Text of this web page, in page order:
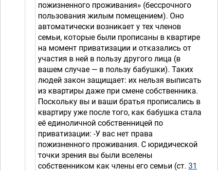
пожизненного проживания» (бессрочного
пользования жилым помещением). Оно
автоматически возникает у тех членов
семьи, которые были прописаны в квартире
на момент приватизации и отказались от
участия в ней в пользу другого лица (в
вашем случае — в пользу бабушки). Таких
людей закон защищает: их нельзя выписать
из квартиры даже при смене собственника.
Поскольку вы и ваши братья прописались в
квартиру уже после того, как бабушка стала
её единоличной собственницей по
приватизации: -У вас нет права
пожизненного проживания. С юридической
точки зрения вы были вселены
собственником как члены его семьи (ст. 31